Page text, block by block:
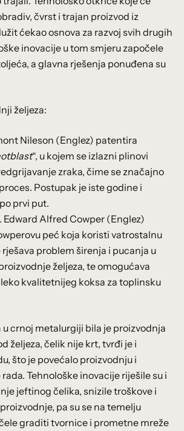
čvrst i trajan proizvod iz
ćekao osnova za razvoj svih drugih
inovacije u tom smjeru započele
a glavna rješenja ponuđena su
željeza:
Nileson (Englez) patentira
“, u kojem se izlazni plinovi
zraka, čime se značajno
Postupak je iste godine i
prvi put.
Edward Alfred Cowper (Englez)
peć koja koristi vatrostalnu
problem širenja i pucanja u
željeza, te omogućava
kvalitetnijeg koksa za toplinsku
u crnoj metalurgiji bila je proizvodnja
željeza, čelik nije krt, tvrđi je i
što je povećalo proizvodnju i
Tehnološke inovacije riješile su i
jeftinog čelika, snizile troškove i
pa su se na temelju
graditi tvornice i prometne mreže